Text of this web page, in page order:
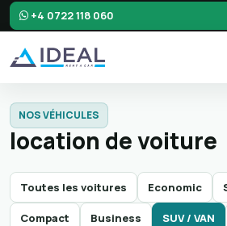
+4 0722 118 060
NOS VÉHICULES
location de voiture
Toutes les voitures Economic
Compact Business SUV / VAN